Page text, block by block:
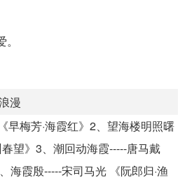
漫
早梅芳·海霞红》2、望海楼明照曙
望》3、潮回动海霞-----唐马戴
海霞殷-----宋司马光 《阮郎归·渔